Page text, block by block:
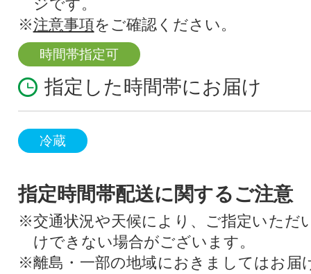
ジです。
※注意事項をご確認ください。
時間帯指定可
指定した時間帯にお届け
冷蔵
指定時間帯配送に関するご注意
※交通状況や天候により、ご指定いただ
けできない場合がございます。
※離島・一部の地域におきましてはお届